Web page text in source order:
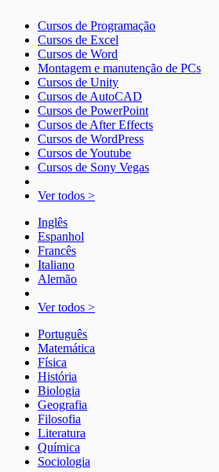
Cursos de Programação
Cursos de Excel
Cursos de Word
Montagem e manutenção de PCs
Cursos de Unity
Cursos de AutoCAD
Cursos de PowerPoint
Cursos de After Effects
Cursos de WordPress
Cursos de Youtube
Cursos de Sony Vegas
Ver todos >
Inglês
Espanhol
Francês
Italiano
Alemão
Ver todos >
Português
Matemática
Física
História
Biologia
Geografia
Filosofia
Literatura
Química
Sociologia